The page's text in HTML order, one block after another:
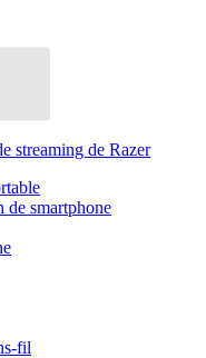
streaming de Razer
de smartphone
fil